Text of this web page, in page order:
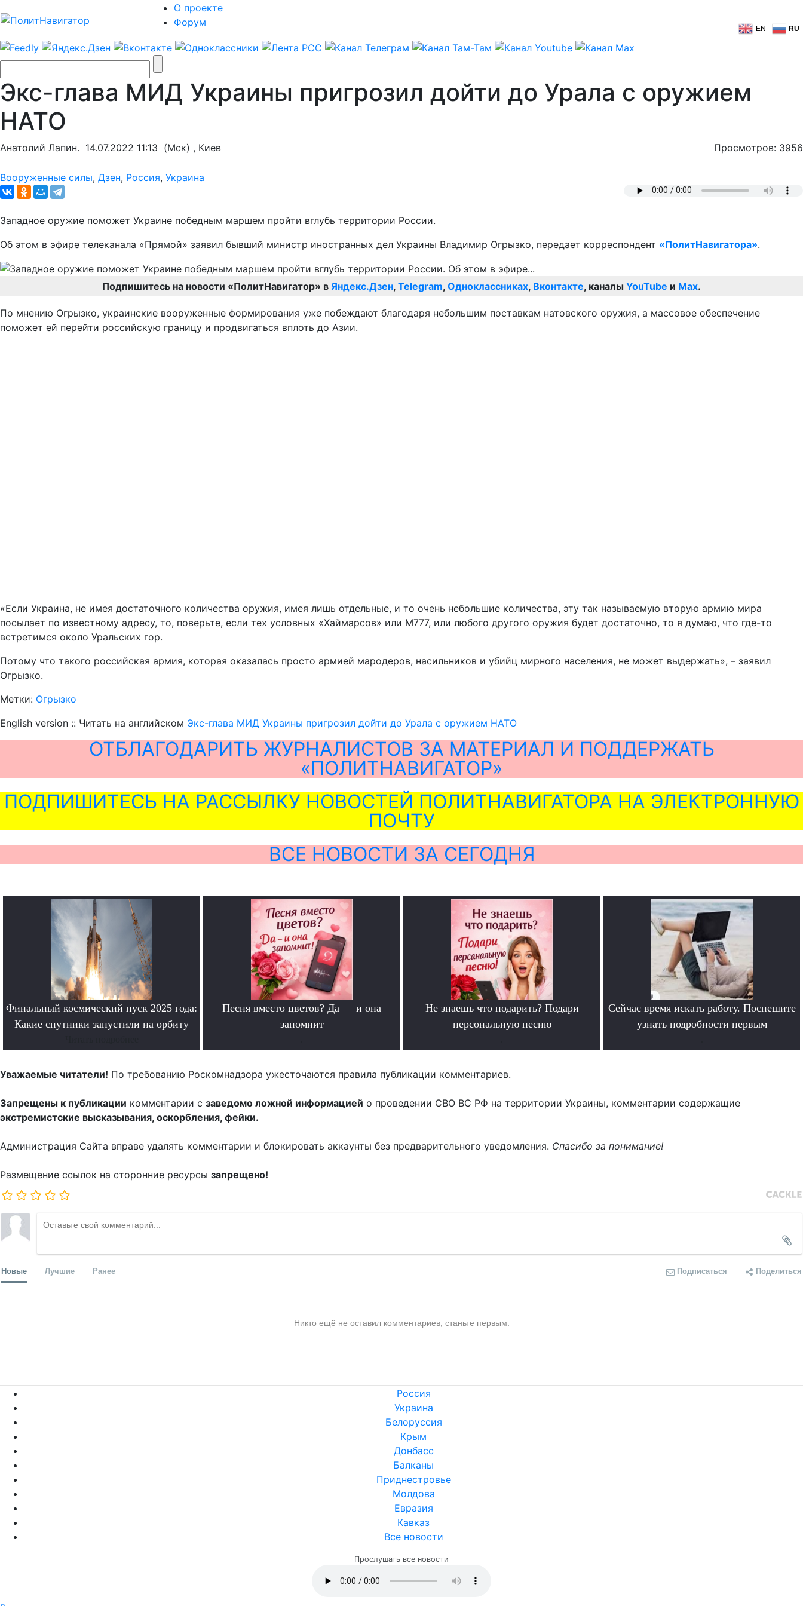
О проекте
Форум
EN RU
Экс-глава МИД Украины пригрозил дойти до Урала с оружием
НАТО
Анатолий Лапин. 14.07.2022 11:13 (Мск) , Киев Просмотров: 3956
Вооруженные силы, Дзен, Россия, Украина
Западное оружие поможет Украине победным маршем пройти вглубь территории России.
Об этом в эфире телеканала «Прямой» заявил бывший министр иностранных дел Украины Владимир Огрызко, передает корреспондент «ПолитНавигатора».
Подпишитесь на новости «ПолитНавигатор» в Яндекс.Дзен, Telegram, Одноклассниках, Вконтакте, каналы YouTube и Max.
По мнению Огрызко, украинские вооруженные формирования уже побеждают благодаря небольшим поставкам натовского оружия, а массовое обеспечение
поможет ей перейти российскую границу и продвигаться вплоть до Азии.
«Если Украина, не имея достаточного количества оружия, имея лишь отдельные, и то очень небольшие количества, эту так называемую вторую армию мира
посылает по известному адресу, то, поверьте, если тех условных «Хаймарсов» или М777, или любого другого оружия будет достаточно, то я думаю, что где-то
встретимся около Уральских гор.
Потому что такого российская армия, которая оказалась просто армией мародеров, насильников и убийц мирного населения, не может выдержать», – заявил
Огрызко.
Метки: Огрызко
English version :: Читать на английском Экс-глава МИД Украины пригрозил дойти до Урала с оружием НАТО
ОТБЛАГОДАРИТЬ ЖУРНАЛИСТОВ ЗА МАТЕРИАЛ И ПОДДЕРЖАТЬ
«ПОЛИТНАВИГАТОР»
ПОДПИШИТЕСЬ НА РАССЫЛКУ НОВОСТЕЙ ПОЛИТНАВИГАТОРА НА ЭЛЕКТРОННУЮ
ПОЧТУ
ВСЕ НОВОСТИ ЗА СЕГОДНЯ
Финальный космический пуск 2025 года:
Какие спутники запустили на орбиту
Песня вместо цветов? Да — и она
запомнит
Не знаешь что подарить? Подари
персональную песню
Сейчас время искать работу. Поспешите
узнать подробности первым
Уважаемые читатели! По требованию Роскомнадзора ужесточаются правила публикации комментариев.
Запрещены к публикации комментарии с заведомо ложной информацией о проведении СВО ВС РФ на территории Украины, комментарии содержащие
экстремистские высказывания, оскорбления, фейки.
Администрация Сайта вправе удалять комментарии и блокировать аккаунты без предварительного уведомления. Спасибо за понимание!
Размещение ссылок на сторонние ресурсы запрещено!
Новые Лучшие Ранее Подписаться Поделиться
Никто ещё не оставил комментариев, станьте первым.
Россия
Украина
Белоруссия
Крым
Донбасс
Балканы
Приднестровье
Молдова
Евразия
Кавказ
Все новости
Прослушать все новости